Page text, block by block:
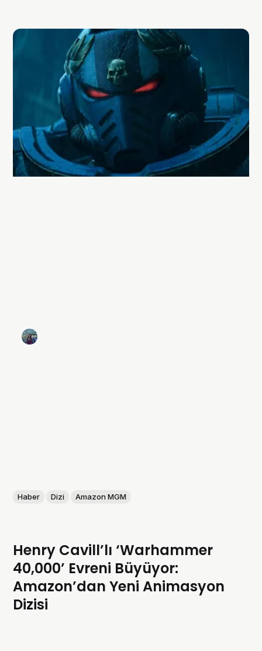
Haber Dizi Amazon MGM
Henry Cavill’lı ‘Warhammer
40,000’ Evreni Büyüyor:
Amazon’dan Yeni Animasyon
Dizisi